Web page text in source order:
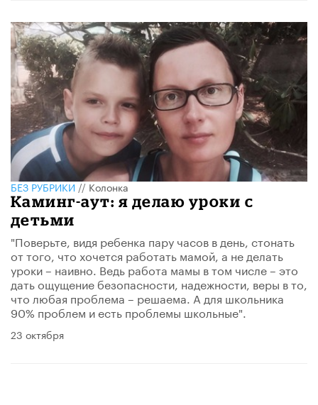
БЕЗ РУБРИКИ//Колонка
Каминг-аут: я делаю уроки с
детьми
"Поверьте, видя ребенка пару часов в день, стонать
от того, что хочется работать мамой, а не делать
уроки – наивно. Ведь работа мамы в том числе – это
дать ощущение безопасности, надежности, веры в то,
что любая проблема – решаема. А для школьника
90% проблем и есть проблемы школьные".
23 октября